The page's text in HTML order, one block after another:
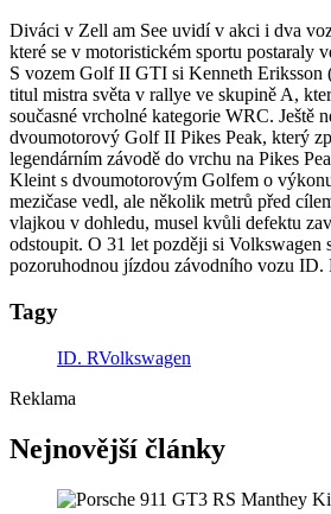
Diváci v Zell am See uvidí v akci i dva
které se v motoristickém sportu postaraly
S vozem Golf II GTI si Kenneth Eriksson
titul mistra světa v rallye ve skupině A,
současné vrcholné kategorie WRC. Ještě
dvoumotorový Golf II Pikes Peak, který
legendárním závodě do vrchu na Pikes
Kleint s dvoumotorovým Golfem o
mezičase vedl, ale několik metrů před
vlajkou v dohledu, musel kvůli defektu
odstoupit. O 31 let později si Volkswagen
pozoruhodnou jízdou závodního vozu ID.
Tagy
ID. RVolkswagen
Reklama
Nejnovější články